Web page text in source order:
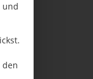
und
den